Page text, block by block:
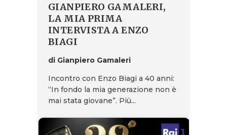
GIANPIERO GAMALERI,
LA MIA PRIMA
INTERVISTA A ENZO
BIAGI
di Gianpiero Gamaleri
Incontro con Enzo Biagi a 40 anni:
“In fondo la mia generazione non è
mai stata giovane”. Più...